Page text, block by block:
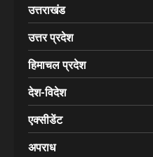
उत्तराखंड
उत्तर प्रदेश
हिमाचल प्रदेश
देश-विदेश
एक्सीडेंट
अपराध